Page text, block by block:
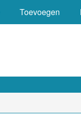
Toevoegen